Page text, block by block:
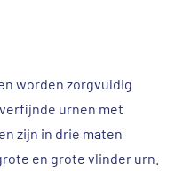
worden zorgvuldig
urnen met
zijn in drie maten
en grote vlinder urn.